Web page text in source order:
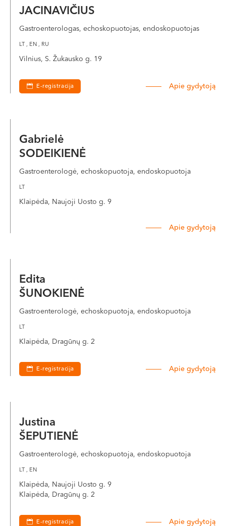
JACINAVIČIUS
Gastroenterologas, echoskopuotojas, endoskopuotojas
LT , EN , RU
Vilnius, S. Žukausko g. 19
E-registracija Apie gydytoją
Gabrielė
SODEIKIENĖ
Gastroenterologė, echoskopuotoja, endoskopuotoja
LT
Klaipėda, Naujoji Uosto g. 9
Apie gydytoją
Edita
ŠUNOKIENĖ
Gastroenterologė, echoskopuotoja, endoskopuotoja
LT
Klaipėda, Dragūnų g. 2
E-registracija Apie gydytoją
Justina
ŠEPUTIENĖ
Gastroenterologė, echoskopuotoja, endoskopuotoja
LT , EN
Klaipėda, Naujoji Uosto g. 9
Klaipėda, Dragūnų g. 2
E-registracija Apie gydytoją